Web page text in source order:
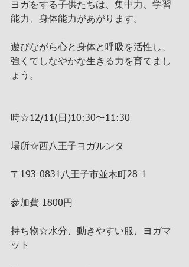
ヨガをする子供たちは、集中力、学習
能力、身体能力があがります。
遊びながら心と身体と呼吸を活性し、
強くてしなやかな生きる力を育てまし
ょう。
時☆12/11(日)10:30〜11:30
場所☆西八王子ヨガルンタ
〒193-0831八王子市並木町28-1
参加費 1800円
持ち物☆水分、動きやすい服、ヨガマ
ット